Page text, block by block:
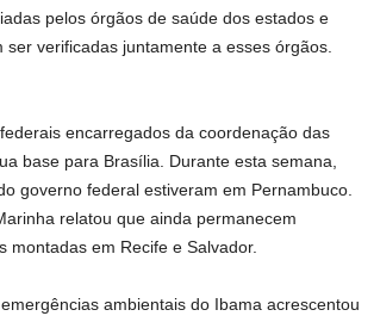
pelos órgãos de saúde dos estados e
ser verificadas juntamente a esses órgãos.
encarregados da coordenação das
base para Brasília. Durante esta semana,
governo federal estiveram em Pernambuco.
relatou que ainda permanecem
montadas em Recife e Salvador.
ambientais do Ibama acrescentou